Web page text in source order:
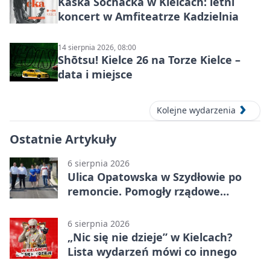
koncert w Amfiteatrze Kadzielnia
14 sierpnia 2026, 08:00
Shōtsu! Kielce 26 na Torze Kielce –
data i miejsce
Kolejne wydarzenia
Ostatnie Artykuły
6 sierpnia 2026
Ulica Opatowska w Szydłowie po
remoncie. Pomogły rządowe
6 sierpnia 2026
„Nic się nie dzieje” w Kielcach?
Lista wydarzeń mówi co innego